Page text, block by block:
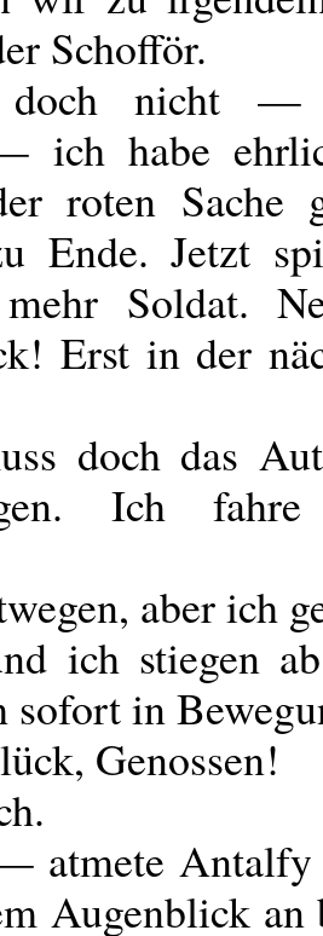
Schofför.
nicht —
ich habe
roten Sache
Ende. Jetzt
Soldat.
Erst in der
doch das
Ich
aber ich
ich stiegen
sofort in
Genossen!
atmete
Augenblick